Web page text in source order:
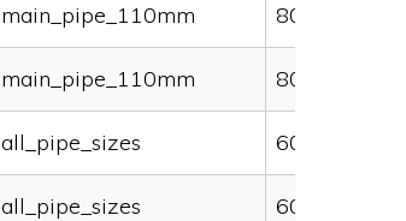
main_pipe_110mm 80000
main_pipe_110mm 80000
all_pipe_sizes 60000
all_pipe_sizes 60000